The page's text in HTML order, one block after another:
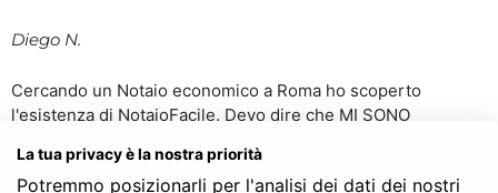
Diego N.
Cercando un Notaio economico a Roma ho scoperto
l'esistenza di NotaioFacile. Devo dire che MI SONO
hanno contattato due notai e ho scelto tra i due il notaio che
mi ha risposto per primo. Costavano più o meno uguali ma
La tua privacy è la nostra priorità
Potremmo posizionarli per l'analisi dei dati dei nostri